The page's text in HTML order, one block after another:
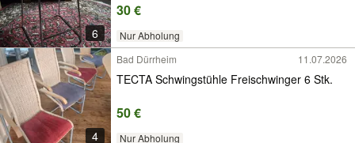
6
30 €
Nur Abholung
4
Bad Dürrheim 11.07.2026
TECTA Schwingstühle Freischwinger 6 Stk.
50 €
Nur Abholung